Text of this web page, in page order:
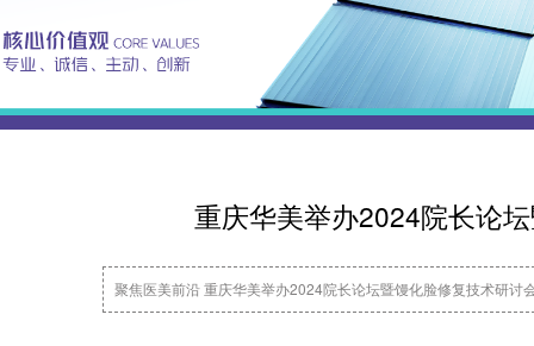
重庆华美举办2024院长论
聚焦医美前沿 重庆华美举办2024院长论坛暨馒化脸修复技术研讨